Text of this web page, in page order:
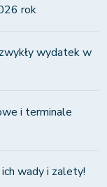
rok
wydatek w
i terminale
wady i zalety!